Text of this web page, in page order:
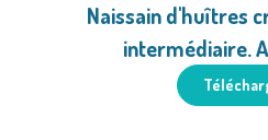
Naissain d'huîtres
intermédiaire.